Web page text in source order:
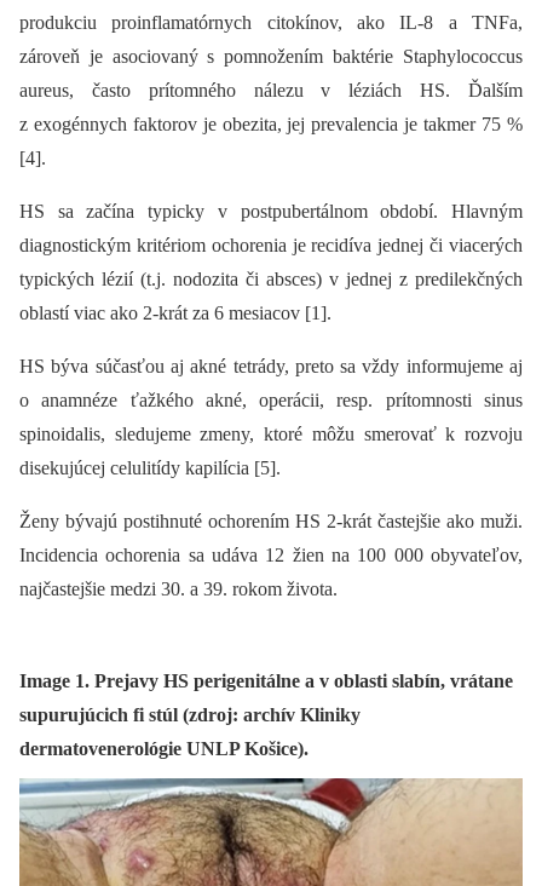
produkciu proinflamatórnych citokínov, ako IL-8 a TNFa,
zároveň je asociovaný s pomnožením baktérie Staphylococcus
aureus, často prítomného nálezu v léziách HS. Ďalším
z exogénnych faktorov je obezita, jej prevalencia je takmer 75 %
[4].
HS sa začína typicky v postpubertálnom období. Hlavným
diagnostickým kritériom ochorenia je recidíva jednej či viacerých
typických lézií (t.j. nodozita či absces) v jednej z predilekčných
oblastí viac ako 2-krát za 6 mesiacov [1].
HS býva súčasťou aj akné tetrády, preto sa vždy informujeme aj
o anamnéze ťažkého akné, operácii, resp. prítomnosti sinus
spinoidalis, sledujeme zmeny, ktoré môžu smerovať k rozvoju
disekujúcej celulitídy kapilícia [5].
Ženy bývajú postihnuté ochorením HS 2-krát častejšie ako muži.
Incidencia ochorenia sa udáva 12 žien na 100 000 obyvateľov,
najčastejšie medzi 30. a 39. rokom života.
Image 1. Prejavy HS perigenitálne a v oblasti slabín, vrátane
supurujúcich fi stúl (zdroj: archív Kliniky
dermatovenerológie UNLP Košice).